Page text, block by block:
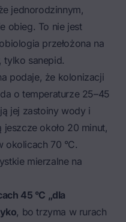
jednorodzinnym,
obieg. To nie jest
przełożona na
tylko sanepid.
podaje, że kolonizacji
o temperaturze 25–45
jej zastoiny wody i
około 20 minut,
okolicach 70 °C.
mierzalne na
45 °C „dla
, bo trzyma w rurach